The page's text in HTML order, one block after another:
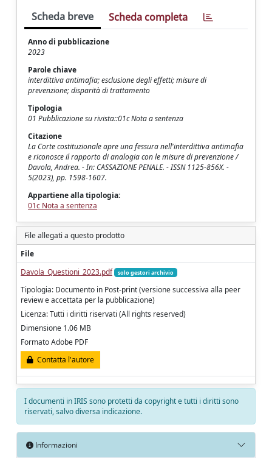
Scheda breve Scheda completa
Anno di pubblicazione
2023
Parole chiave
interdittiva antimafia; esclusione degli effetti; misure di
prevenzione; disparità di trattamento
Tipologia
01 Pubblicazione su rivista::01c Nota a sentenza
Citazione
La Corte costituzionale apre una fessura nell'interdittiva antimafia
e riconosce il rapporto di analogia con le misure di prevenzione /
Davola, Andrea. - In: CASSAZIONE PENALE. - ISSN 1125-856X. -
5(2023), pp. 1598-1607.
Appartiene alla tipologia:
01c Nota a sentenza
File allegati a questo prodotto
File
Davola_Questioni_2023.pdf
solo gestori archivio
Tipologia: Documento in Post-print (versione successiva alla peer
review e accettata per la pubblicazione)
Licenza: Tutti i diritti riservati (All rights reserved)
Dimensione 1.06 MB
Formato Adobe PDF
Contatta l'autore
I documenti in IRIS sono protetti da copyright e tutti i diritti sono
riservati, salvo diversa indicazione.
Informazioni